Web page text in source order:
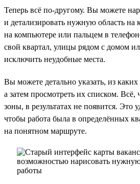
Теперь всё по-другому. Вы можете
и детализировать нужную область
на компьютере или пальцем в
свой квартал, улицы рядом с домом
исключить неудобные места.
Вы можете детально указать, из
а затем просмотреть их списком. Всё,
зоны, в результатах не появится. Это
чтобы работа была в определённых
на понятном маршруте.